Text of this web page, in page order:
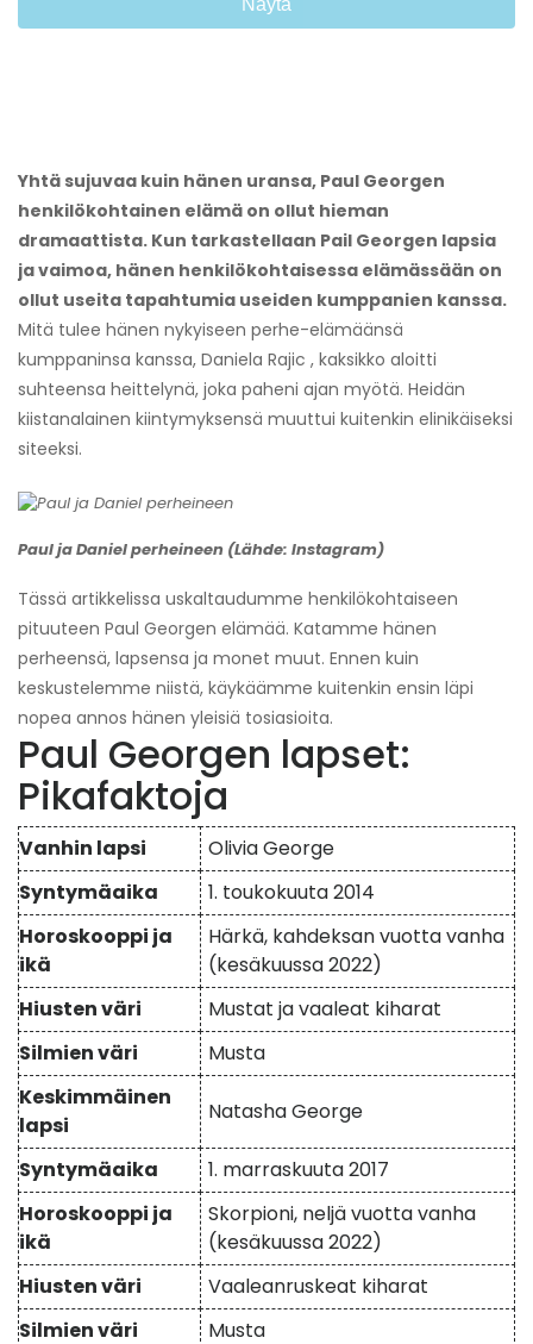
Yhtä sujuvaa kuin hänen uransa, Paul Georgen
henkilökohtainen elämä on ollut hieman
dramaattista. Kun tarkastellaan Pail Georgen lapsia
ja vaimoa, hänen henkilökohtaisessa elämässään on
ollut useita tapahtumia useiden kumppanien kanssa.
Mitä tulee hänen nykyiseen perhe-elämäänsä
kumppaninsa kanssa, Daniela Rajic , kaksikko aloitti
suhteensa heittelynä, joka paheni ajan myötä. Heidän
kiistanalainen kiintymyksensä muuttui kuitenkin elinikäiseksi
siteeksi.
Paul ja Daniel perheineen (Lähde: Instagram)
Tässä artikkelissa uskaltaudumme henkilökohtaiseen
pituuteen Paul Georgen elämää. Katamme hänen
perheensä, lapsensa ja monet muut. Ennen kuin
keskustelemme niistä, käykäämme kuitenkin ensin läpi
nopea annos hänen yleisiä tosiasioita.
Paul Georgen lapset:
Pikafaktoja
Vanhin lapsi
Olivia George
Syntymäaika
1. toukokuuta 2014
Horoskooppi ja
ikä
Härkä, kahdeksan vuotta vanha
(kesäkuussa 2022)
Hiusten väri
Mustat ja vaaleat kiharat
Silmien väri
Musta
Keskimmäinen
lapsi
Natasha George
Syntymäaika
1. marraskuuta 2017
Horoskooppi ja
ikä
Skorpioni, neljä vuotta vanha
(kesäkuussa 2022)
Hiusten väri
Vaaleanruskeat kiharat
Silmien väri
Musta